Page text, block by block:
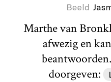
Beeld
Marthe van
afwezig en
doorgeven: